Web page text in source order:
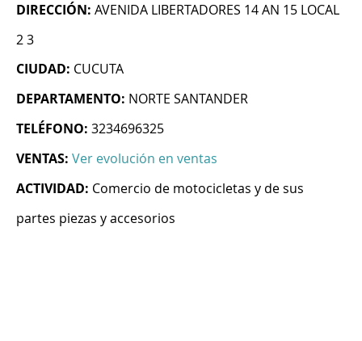
DIRECCIÓN: AVENIDA LIBERTADORES 14 AN 15 LOCAL
2 3
CIUDAD: CUCUTA
DEPARTAMENTO: NORTE SANTANDER
TELÉFONO: 3234696325
VENTAS: Ver evolución en ventas
ACTIVIDAD: Comercio de motocicletas y de sus
partes piezas y accesorios